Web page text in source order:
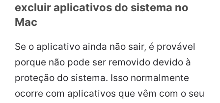
excluir aplicativos do sistema no
Mac
Se o aplicativo ainda não sair, é provável
porque não pode ser removido devido à
proteção do sistema. Isso normalmente
ocorre com aplicativos que vêm com o seu